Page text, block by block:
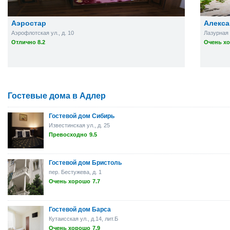
Аэростар
Аэрофлотская ул., д. 10
Отлично 8.2
Очень
Гостевые дома в Адлер
Гостевой дом Сибирь
Известинская ул., д. 25
Превосходно 9.5
Гостевой дом Бристоль
пер. Бестужева, д. 1
Очень хорошо 7.7
Гостевой дом Барса
Кутаисская ул., д.14, лит.Б
Очень хорошо 7.9